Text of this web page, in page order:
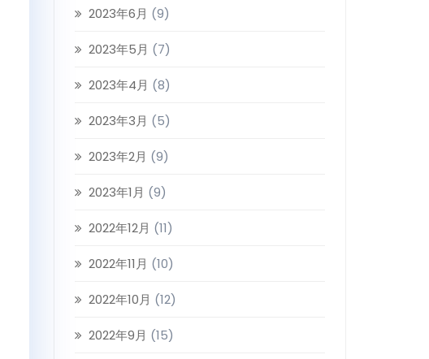
2023年6月 (9)
2023年5月 (7)
2023年4月 (8)
2023年3月 (5)
2023年2月 (9)
2023年1月 (9)
2022年12月 (11)
2022年11月 (10)
2022年10月 (12)
2022年9月 (15)